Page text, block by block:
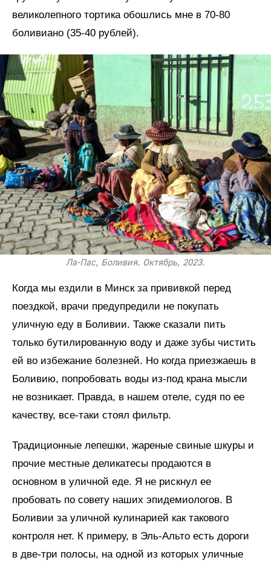
великолепного тортика обошлись мне в 70-80
боливиано (35-40 рублей).
Ла-Пас, Боливия. Октябрь, 2023.
Когда мы ездили в Минск за прививкой перед
поездкой, врачи предупредили не покупать
уличную еду в Боливии. Также сказали пить
только бутилированную воду и даже зубы чистить
ей во избежание болезней. Но когда приезжаешь в
Боливию, попробовать воды из-под крана мысли
не возникает. Правда, в нашем отеле, судя по ее
качеству, все-таки стоял фильтр.
Традиционные лепешки, жареные свиные шкуры и
прочие местные деликатесы продаются в
основном в уличной еде. Я не рискнул ее
пробовать по совету наших эпидемиологов. В
Боливии за уличной кулинарией как такового
контроля нет. К примеру, в Эль-Альто есть дороги
в две-три полосы, на одной из которых уличные